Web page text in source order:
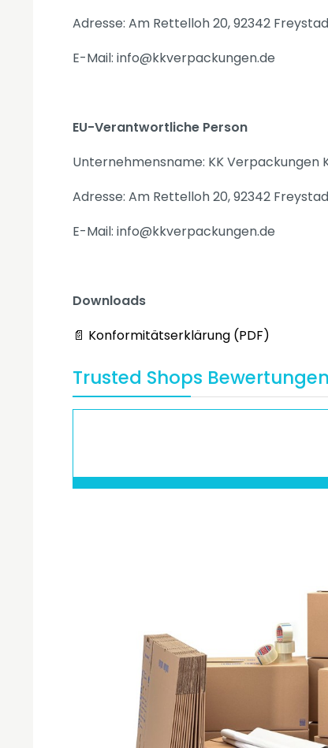
Adresse: Am Rettelloh 20, 92342
E-Mail: info@kkverpackungen.de
EU-Verantwortliche Person
Unternehmensname: KK Verpackungen
Adresse: Am Rettelloh 20, 92342
E-Mail: info@kkverpackungen.de
Downloads
📄 Konformitätserklärung (PDF)
Trusted Shops Bewertungen